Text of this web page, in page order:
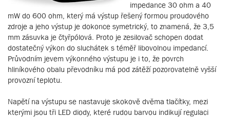
impedance 30 ohm a 40
mW do 600 ohm, který má výstup řešený formou proudového
zdroje a jeho výstup je dokonce symetrický, to znamená, že 3,5
mm zásuvka je čtyřpólová. Proto je zesilovač schopen dodat
dostatečný výkon do sluchátek s téměř libovolnou impedancí.
Průvodním jevem výkonného výstupu je i to, že povrch
hliníkového obalu převodníku má pod zátěží pozorovatelně vyšší
provozní teplotu.
Napětí na výstupu se nastavuje skokově dvěma tlačítky, mezi
kterými jsou tři LED diody, které rudou barvou indikují regulaci